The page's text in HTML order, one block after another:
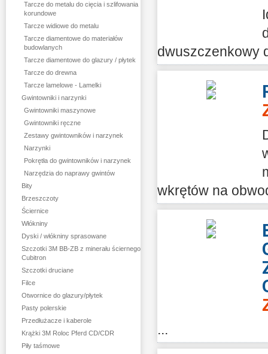
Tarcze do metalu do cięcia i szlifowania
korundowe
Tarcze widiowe do metalu
Tarcze diamentowe do materiałów
budowlanych
Tarcze diamentowe do glazury / płytek
Tarcze do drewna
Tarcze lamelowe - Lamelki
Gwintowniki i narzynki
Gwintowniki maszynowe
Gwintowniki ręczne
Zestawy gwintowników i narzynek
Narzynki
Pokrętła do gwintowników i narzynek
Narzędzia do naprawy gwintów
Bity
Brzeszczoty
Ściernice
Włókniny
Dyski / włókniny sprasowane
Szczotki 3M BB-ZB z minerału ściernego
Cubitron
Szczotki druciane
Filce
Otwornice do glazury/płytek
Pasty polerskie
Przedłużacze i kaberole
Krążki 3M Roloc Pferd CD/CDR
Piły taśmowe
dwuszczenkowy
wkrętów na
...